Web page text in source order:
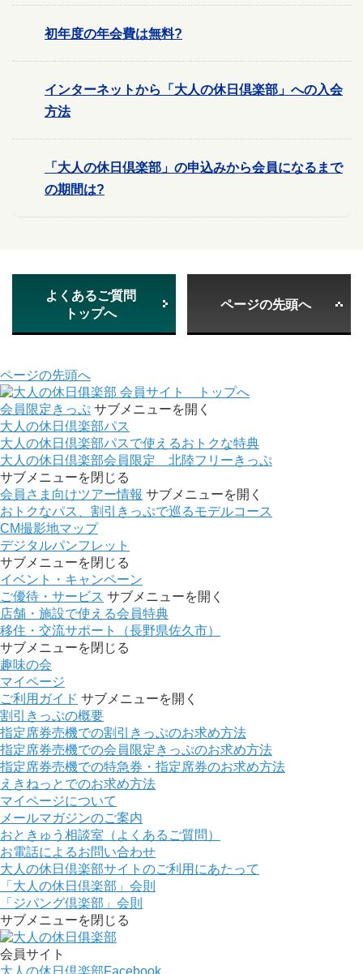
初年度の年会費は無料?
インターネットから「大人の休日倶楽部」への入会
方法
「大人の休日倶楽部」の申込みから会員になるまで
の期間は?
よくあるご質問
トップへ
ページの先頭へ
ページの先頭へ
会員サイト トップへ
会員限定きっぷ サブメニューを開く
大人の休日倶楽部パス
大人の休日倶楽部パスで使えるおトクな特典
大人の休日倶楽部会員限定 北陸フリーきっぷ
サブメニューを閉じる
会員さま向けツアー情報 サブメニューを開く
おトクなパス、割引きっぷで巡るモデルコース
CM撮影地マップ
デジタルパンフレット
サブメニューを閉じる
イベント・キャンペーン
ご優待・サービス サブメニューを開く
店舗・施設で使える会員特典
移住・交流サポート（長野県佐久市）
サブメニューを閉じる
趣味の会
マイページ
ご利用ガイド サブメニューを開く
割引きっぷの概要
指定席券売機での割引きっぷのお求め方法
指定席券売機での会員限定きっぷのお求め方法
指定席券売機での特急券・指定席券のお求め方法
えきねっとでのお求め方法
マイページについて
メールマガジンのご案内
おときゅう相談室（よくあるご質問）
お電話によるお問い合わせ
大人の休日倶楽部サイトのご利用にあたって
「大人の休日倶楽部」会則
「ジパング倶楽部」会則
サブメニューを閉じる
会員サイト